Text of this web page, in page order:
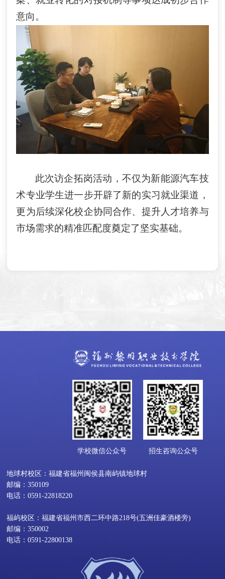
意向。
此次访企拓岗活动，不仅为新能源汽车技
术专业学生进一步开辟了新的实习就业渠道，
更为后续深化校企协同合作、提升人才培养与
市场需求的精准匹配度奠定了坚实基础。
学校微信公众号 招生咨询公众号
地球村校区：福建省福州闽侯县南屿镇地球村
邮编：350109
电话：0591-22818220
福屿校区：福建省福州市西二环中路218号(五洲佳豪酒楼旁)
邮编：350002
电话：0591-22800138